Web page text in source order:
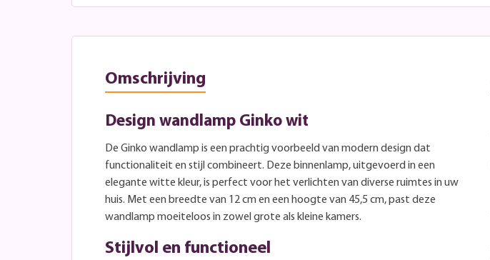
Omschrijving
Design wandlamp Ginko wit
De Ginko wandlamp is een prachtig voorbeeld van modern design dat
functionaliteit en stijl combineert. Deze binnenlamp, uitgevoerd in een
elegante witte kleur, is perfect voor het verlichten van diverse ruimtes in uw
huis. Met een breedte van 12 cm en een hoogte van 45,5 cm, past deze
wandlamp moeiteloos in zowel grote als kleine kamers.
Stijlvol en functioneel